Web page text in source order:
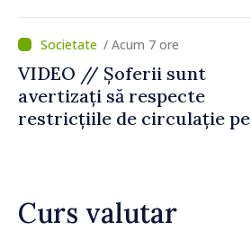
temporară de muncă
/ Acum 7 ore
VIDEO // Șoferii sunt
avertizați să respecte
restricțiile de circulație pe
Curs valutar